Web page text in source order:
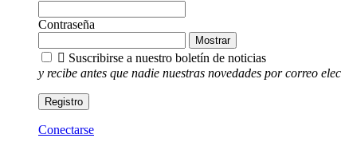
Contraseña
Mostrar
 Suscribirse a nuestro boletín de noticias
y recibe antes que nadie nuestras novedades por correo
Registro
Conectarse